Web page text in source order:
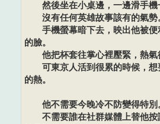
然後坐在小桌邊，一邊滑手機
沒有任何英雄故事該有的氣勢
手機螢幕暗下去，映出他被便
的臉。
他把杯套往掌心裡壓緊，熱氣
可東京人活到很累的時候，想
的熱。
他不需要今晚冷不防變得特別
不需要誰在社群媒體上替他按